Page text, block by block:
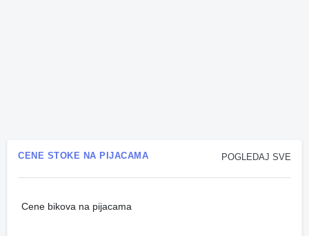
POGLEDAJ SVE
CENE STOKE NA PIJACAMA
Cene bikova na pijacama